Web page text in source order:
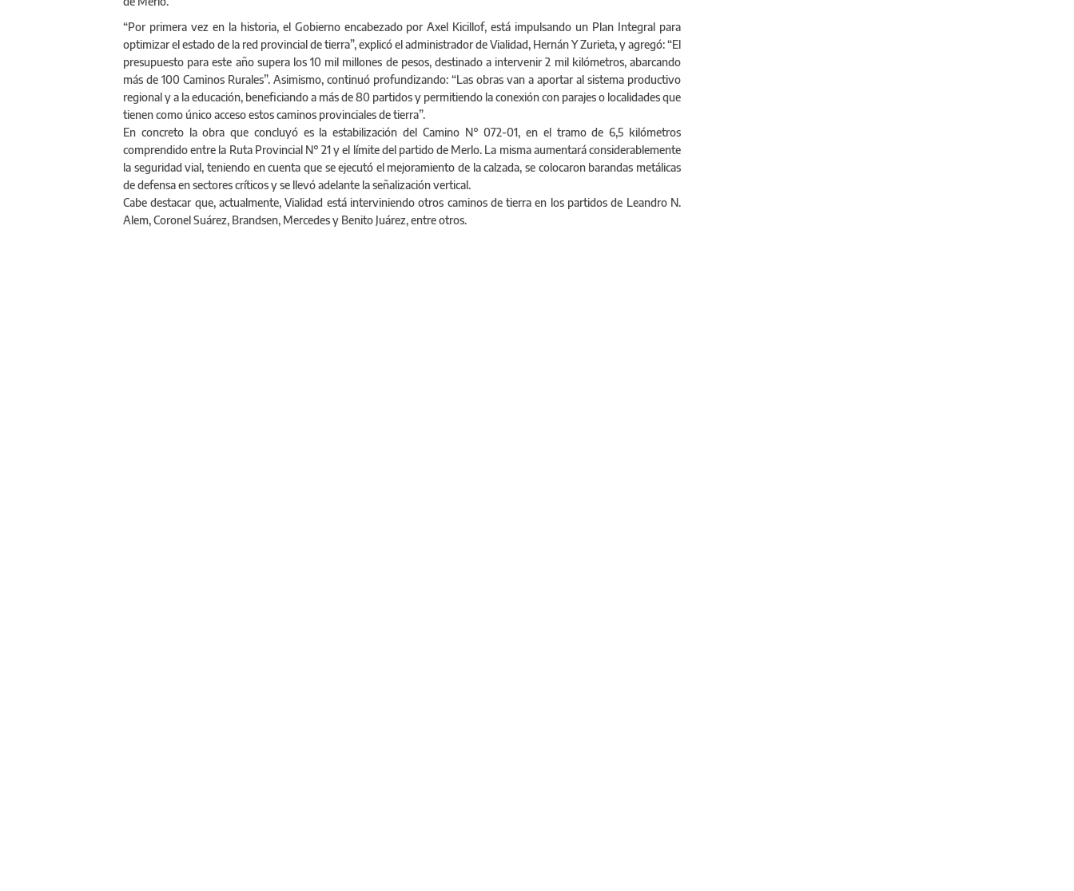
“Por primera vez en la historia, el Gobierno encabezado por Axel Kicillof, está impulsando un Plan Integral para
optimizar el estado de la red provincial de tierra”, explicó el administrador de Vialidad, Hernán Y Zurieta, y agregó: “El
presupuesto para este año supera los 10 mil millones de pesos, destinado a intervenir 2 mil kilómetros, abarcando
más de 100 Caminos Rurales”. Asimismo, continuó profundizando: “Las obras van a aportar al sistema productivo
regional y a la educación, beneficiando a más de 80 partidos y permitiendo la conexión con parajes o localidades que
tienen como único acceso estos caminos provinciales de tierra”.
En concreto la obra que concluyó es la estabilización del Camino N° 072-01, en el tramo de 6,5 kilómetros
comprendido entre la Ruta Provincial N° 21 y el límite del partido de Merlo. La misma aumentará considerablemente
la seguridad vial, teniendo en cuenta que se ejecutó el mejoramiento de la calzada, se colocaron barandas metálicas
de defensa en sectores críticos y se llevó adelante la señalización vertical.
Cabe destacar que, actualmente, Vialidad está interviniendo otros caminos de tierra en los partidos de Leandro N.
Alem, Coronel Suárez, Brandsen, Mercedes y Benito Juárez, entre otros.